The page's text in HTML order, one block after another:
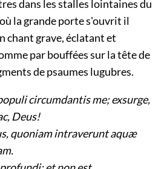
dans les stalles lointaines du
la grande porte s'ouvrit il
chant grave, éclatant et
par bouffées sur la tête de
de psaumes lugubres.
circumdantis me; exsurge,
Deus!
quoniam intraverunt aquæ